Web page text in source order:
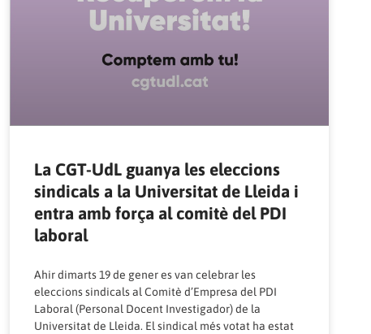
La CGT-UdL guanya les eleccions
sindicals a la Universitat de Lleida i
entra amb força al comitè del PDI
laboral
Ahir dimarts 19 de gener es van celebrar les
eleccions sindicals al Comitè d’Empresa del PDI
Laboral (Personal Docent Investigador) de la
Universitat de Lleida. El sindical més votat ha estat